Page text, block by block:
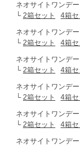
ネオサイトワンデ
└ 2箱セット 4箱セ
ネオサイトワンデ
└ 2箱セット 4箱セ
ネオサイトワンデ
└ 2箱セット 4箱セ
ネオサイトワンデ
└ 2箱セット 4箱セ
ネオサイトワンデ
└ 2箱セット 4箱セ
ネオサイトワンデ